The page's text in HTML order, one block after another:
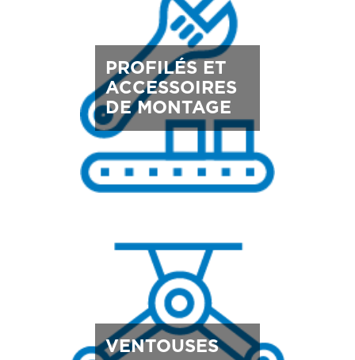
PROFILÉS ET
ACCESSOIRES
DE MONTAGE
VENTOUSES